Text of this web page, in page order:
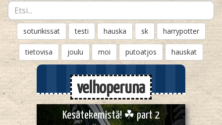
soturikissat testi hauska sk harrypotter
tietovisa joulu moi putoatjos hauskat
velhoperuna
Kesätekemistä! ☘ part 2